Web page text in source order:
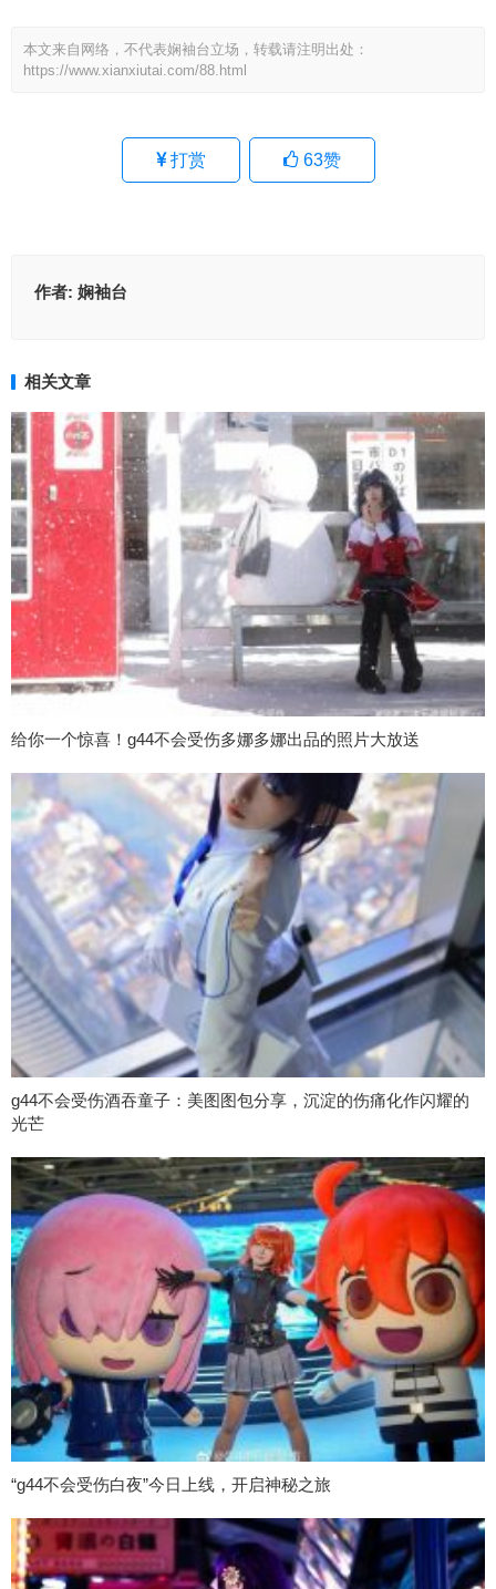
本文来自网络，不代表娴袖台立场，转载请注明出处：
https://www.xianxiutai.com/88.html
打赏 63赞
作者: 娴袖台
相关文章
给你一个惊喜！g44不会受伤多娜多娜出品的照片大放送
g44不会受伤酒吞童子：美图图包分享，沉淀的伤痛化作闪耀的
光芒
“g44不会受伤白夜”今日上线，开启神秘之旅